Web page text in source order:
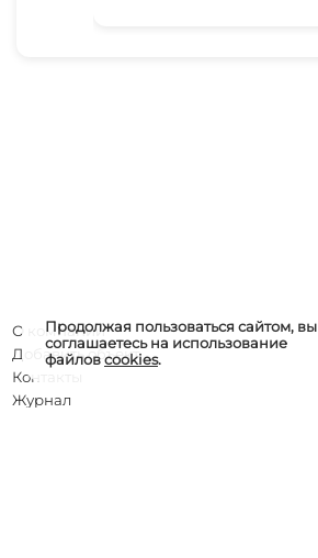
Продолжая пользоваться сайтом, вы
соглашаетесь на использование
файловcookies.
О компании
Добавить объект
Контакты
Журнал